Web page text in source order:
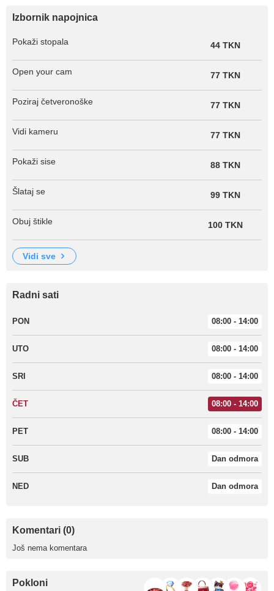
Izbornik napojnica
Pokaži stopala 44 TKN
Open your cam 77 TKN
Poziraj četveronoške 77 TKN
Vidi kameru 77 TKN
Pokaži sise 88 TKN
Šlataj se 99 TKN
Obuj štikle 100 TKN
vidi sve
Radni sati
PON 08:00 - 14:00
UTO 08:00 - 14:00
SRI 08:00 - 14:00
ČET 08:00 - 14:00
PET 08:00 - 14:00
SUB Dan odmora
NED Dan odmora
Komentari (0)
Još nema komentara
Pokloni